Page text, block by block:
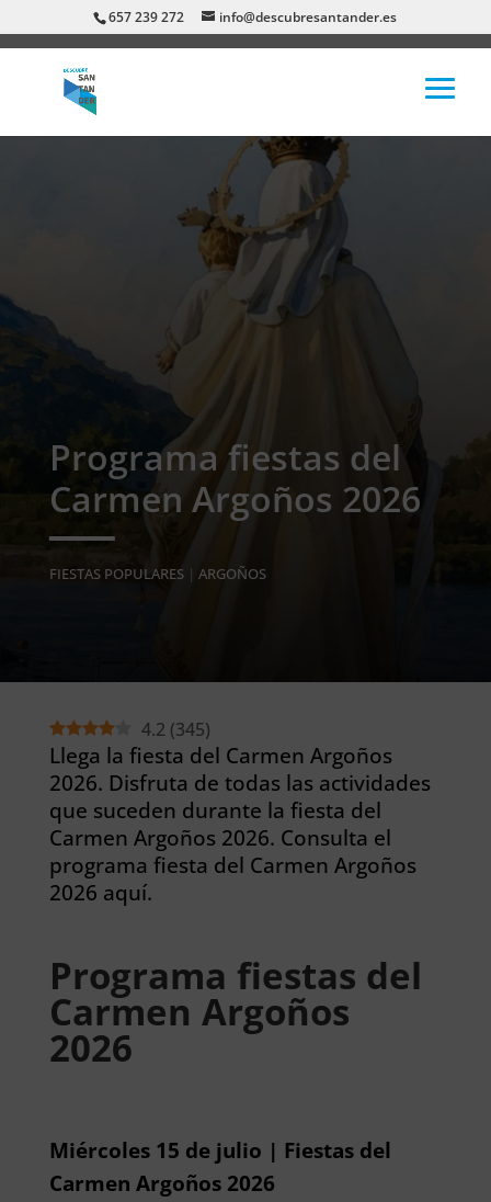
657 239 272 info@descubresantander.es
Programa fiestas del
Carmen Argoños 2026
FIESTAS POPULARES| ARGOÑOS
4.2 (345)
Llega la fiesta del Carmen Argoños
2026. Disfruta de todas las actividades
que suceden durante la fiesta del
Carmen Argoños 2026. Consulta el
programa fiesta del Carmen Argoños
2026 aquí.
Programa fiestas del
Carmen Argoños
2026
Miércoles 15 de julio | Fiestas del
Carmen Argoños 2026